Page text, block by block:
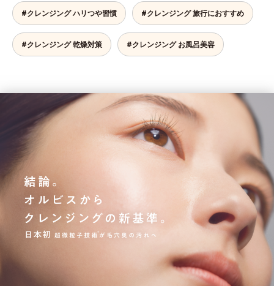
#クレンジング ハリつや習慣 #クレンジング 旅行におすすめ
#クレンジング 乾燥対策 #クレンジング お風呂美容